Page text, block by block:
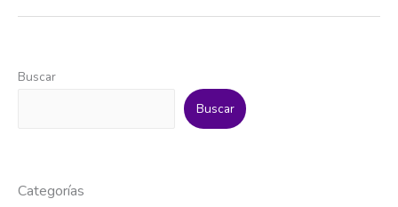
con
Buscar
Buscar
Categorías